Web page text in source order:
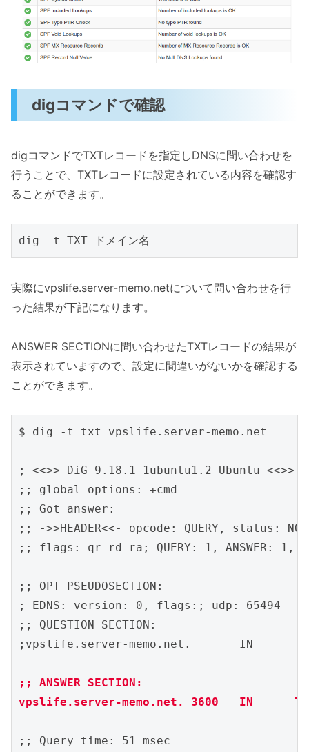
digコマンドで確認
digコマンドでTXTレコードを指定しDNSに問い合わせを
行うことで、TXTレコードに設定されている内容を確認す
ることができます。
実際にvpslife.server-memo.netについて問い合わせを行
った結果が下記になります。
ANSWER SECTIONに問い合わせたTXTレコードの結果が
表示されていますので、設定に間違いがないかを確認する
ことができます。
$ dig -t txt vpslife.server-memo.net
; <<>> DiG 9.18.1-1ubuntu1.2-Ubuntu
;; global options: +cmd
;; Got answer:
;; ->>HEADER<<- opcode: QUERY, status:
;; flags: qr rd ra; QUERY: 1, ANSWER: 1,
;; OPT PSEUDOSECTION:
; EDNS: version: 0, flags:; udp: 65494
;; QUESTION SECTION:
;vpslife.server-memo.net.	IN	TXT
;; ANSWER SECTION:
;; Query time: 51 msec